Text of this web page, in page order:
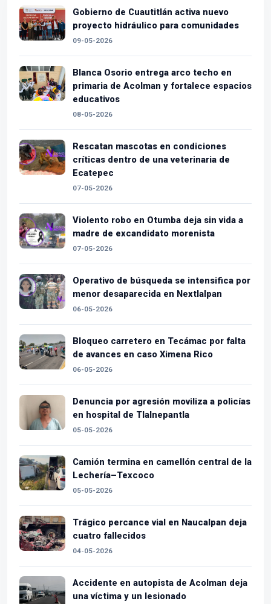
Gobierno de Cuautitlán activa nuevo
proyecto hidráulico para comunidades
09-05-2026
Blanca Osorio entrega arco techo en
primaria de Acolman y fortalece espacios
educativos
08-05-2026
Rescatan mascotas en condiciones
críticas dentro de una veterinaria de
Ecatepec
07-05-2026
Violento robo en Otumba deja sin vida a
madre de excandidato morenista
07-05-2026
Operativo de búsqueda se intensifica por
menor desaparecida en Nextlalpan
06-05-2026
Bloqueo carretero en Tecámac por falta
de avances en caso Ximena Rico
06-05-2026
Denuncia por agresión moviliza a policías
en hospital de Tlalnepantla
05-05-2026
Camión termina en camellón central de la
Lechería–Texcoco
05-05-2026
Trágico percance vial en Naucalpan deja
cuatro fallecidos
04-05-2026
Accidente en autopista de Acolman deja
una víctima y un lesionado